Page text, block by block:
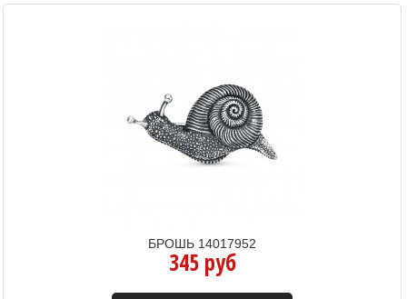
БРОШЬ 14017952
345 руб